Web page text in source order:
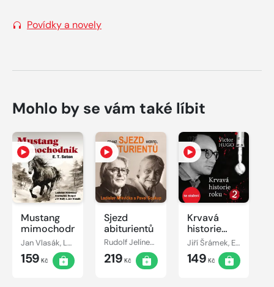
Povídky a novely
Mohlo by se vám také líbit
Mustang
mimochodník
Jan Vlasák, Ladislav Mrkvička, Svatopluk Skopal, Ernest Thompson Seton, Jiří Holý
159 Kč
Sjezd
abiturientů
Rudolf Jelínek, Ladislav Mrkvička, Pavel Soukup, Franz Werfel, Oldřich Vlach, Jaroslav Kepka
219 Kč
Krvavá
historie
roku 2
Jiří Šrámek, Eduard Cupák, Jiří Adamíra, Victor Hugo, Daniela Kolářová, Pavel Pípal, Miroslav Moravec, Petr Pelzer, Lubor Tokoš, Jana Andresíková, Oldřich Vlach, Ota Sklenčka
149 Kč